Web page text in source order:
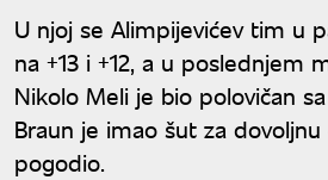
U njoj se Alimpijevićev tim u
na +13 i +12, a u poslednjem
Nikolo Meli je bio polovičan
Braun je imao šut za dovoljnu
pogodio.